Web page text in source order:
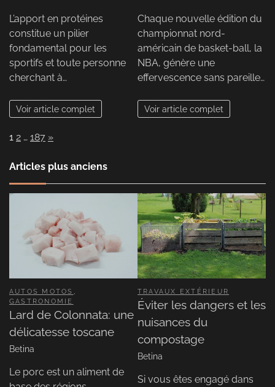
L’apport en protéines
constitue un pilier
fondamental pour les
sportifs et toute personne
cherchant à…
Voir article complet
Chaque nouvelle édition du
championnat nord-
américain de basket-ball, la
NBA, génère une
effervescence sans pareille…
Voir article complet
Page:
1 2 … 187 Next
»
Articles plus anciens
AUTOS MOTOS
GASTRONOMIE
Lard de Colonnata: une
délicatesse toscane
Betina
Le porc est un aliment de
TRAVAUX EXTÉRIEUR
Éviter les dangers et les
nuisances du
compostage
Betina
Si vous êtes engagé dans